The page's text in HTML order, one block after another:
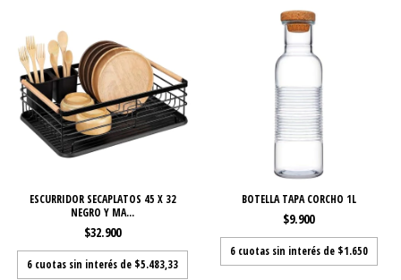
ESCURRIDOR SECAPLATOS 45 X 32
NEGRO Y MA...
$32.900
6 cuotas sin interés de $5.483,33
BOTELLA TAPA CORCHO 1L
$9.900
6 cuotas sin interés de $1.650